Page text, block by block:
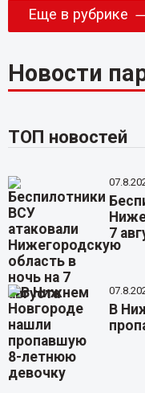
Еще в рубрике
Новости
ТОП новостей
7
В